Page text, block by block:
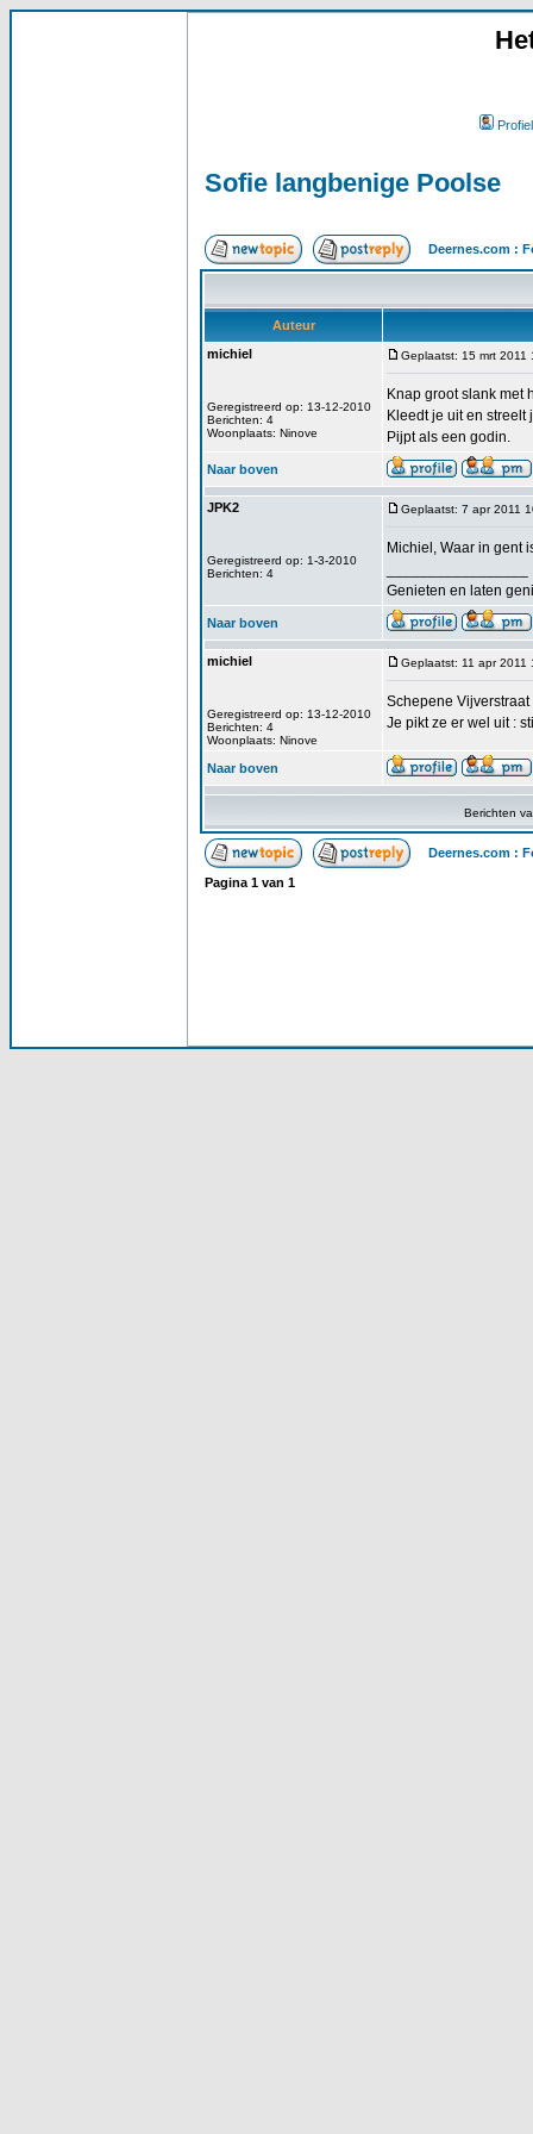
Profiel
Sofie langbenige Poolse
Deernes.com :
Auteur
michiel
Geregistreerd op: 13-12-2010
Berichten: 4
Woonplaats: Ninove
Geplaatst: 15 mrt 2011
Knap groot slank met
Kleedt je uit en streelt
Pijpt als een godin.
Naar boven
JPK2
Geregistreerd op: 1-3-2010
Berichten: 4
Geplaatst: 7 apr 2011
Michiel, Waar in gent
Genieten en laten
Naar boven
michiel
Geregistreerd op: 13-12-2010
Berichten: 4
Woonplaats: Ninove
Geplaatst: 11 apr 2011
Schepene
Je pikt ze er wel uit :
Naar boven
Berichten
Deernes.com :
Pagina 1 van 1